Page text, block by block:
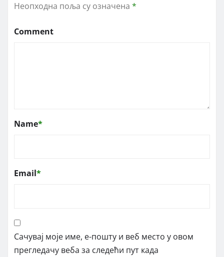
Неопходна поља су означена *
Comment
Name*
Email*
Сачувај моје име, е-пошту и веб место у овом
прегледачу веба за следећи пут када